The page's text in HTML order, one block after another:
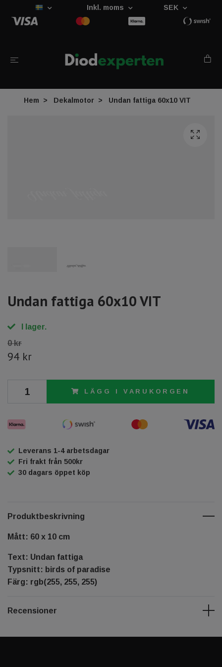
Inkl. moms SEK
Hem Dekalmotor Undan fattiga 60x10 VIT
Undan fattiga 60x10 VIT
I lager.
0 kr
94 kr
LÄGG I VARUKORGEN
Leverans 1-4 arbetsdagar
Fri frakt från 500kr
30 dagars öppet köp
Produktbeskrivning
Mått: 60 x 10 cm
Text: Undan fattiga
Typsnitt: birds of paradise
Färg: rgb(255, 255, 255)
Recensioner